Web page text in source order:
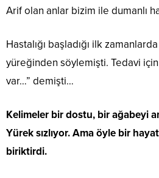
Arif olan anlar bizim ile dumanlı
Hastalığı başladığı ilk
yüreğinden söylemişti. Tedavi
var…” demişti…
Kelimeler bir dostu, bir ağabeyi
Yürek sızlıyor. Ama öyle bir
biriktirdi.